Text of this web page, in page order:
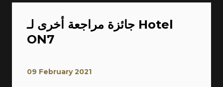
جائزة مراجعة أخرى لـ Hotel
ON7
09 February 2021